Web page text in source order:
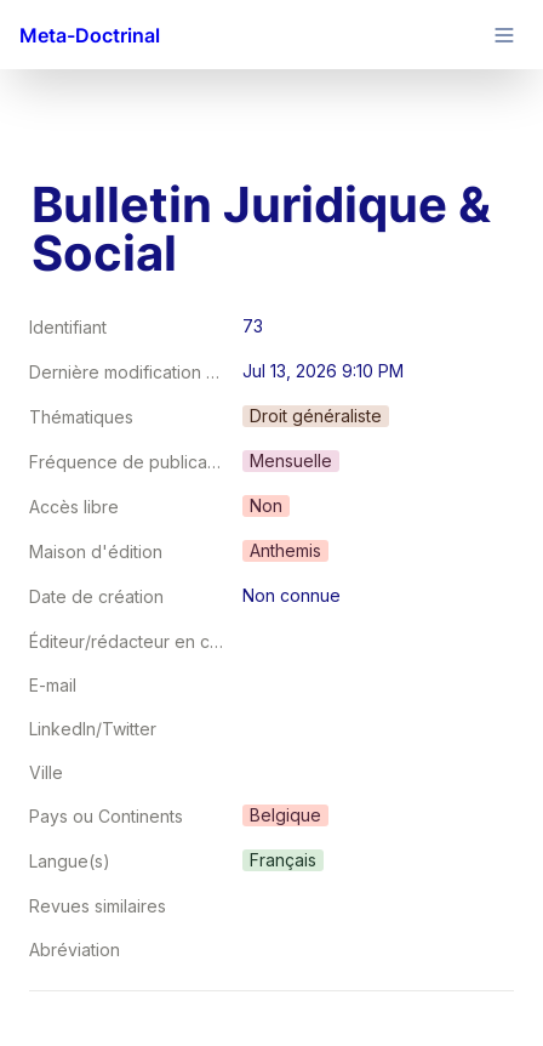
Meta-Doctrinal
Bulletin Juridique &
Social
Identifiant 73
Dernière modification au Jul 13, 2026 9:10 PM
Thématiques Droit généraliste
Fréquence de publication Mensuelle
Accès libre Non
Maison d'édition Anthemis
Date de création Non connue
Éditeur/rédacteur en chef
E-mail
LinkedIn/Twitter
Ville
Pays ou Continents Belgique
Langue(s) Français
Revues similaires
Abréviation